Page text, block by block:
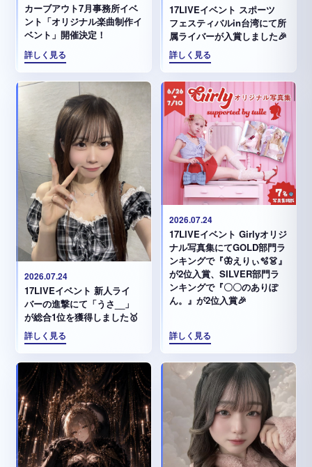
カーブアウト7月事務所イベ
ント「オリジナル楽曲制作イ
ベント」開催決定！
詳しく見る
17LIVEイベント スポーツ
フェスティバルin台湾にて所
属ライバーが入賞しました🎉
詳しく見る
2026.07.24
17LIVEイベント 新人ライ
バーの進撃にて「うさ__」
が総合1位を獲得しました🥇
詳しく見る
2026.07.24
17LIVEイベント Girlyオリジ
ナル写真集にてGOLD部門ラ
ンキングで『🦋えりぃ🫧👗』
が2位入賞、SILVER部門ラ
ンキングで『〇〇のありぽ
ん。』が2位入賞🎉
詳しく見る